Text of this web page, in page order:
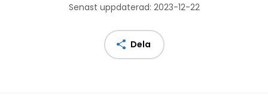
Senast uppdaterad: 2023-12-22
Dela